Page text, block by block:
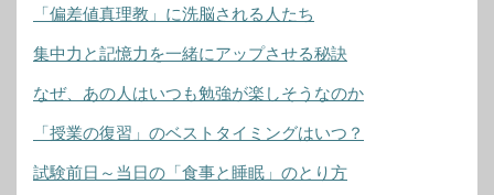
「偏差値真理教」に洗脳される人たち
集中力と記憶力を一緒にアップさせる秘訣
なぜ、あの人はいつも勉強が楽しそうなのか
「授業の復習」のベストタイミングはいつ？
試験前日～当日の「食事と睡眠」のとり方